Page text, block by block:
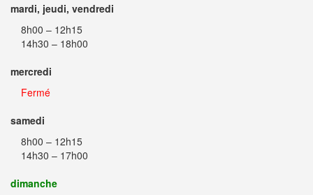
mardi, jeudi, vendredi
8h00 – 12h15
14h30 – 18h00
mercredi
Fermé
samedi
8h00 – 12h15
14h30 – 17h00
dimanche